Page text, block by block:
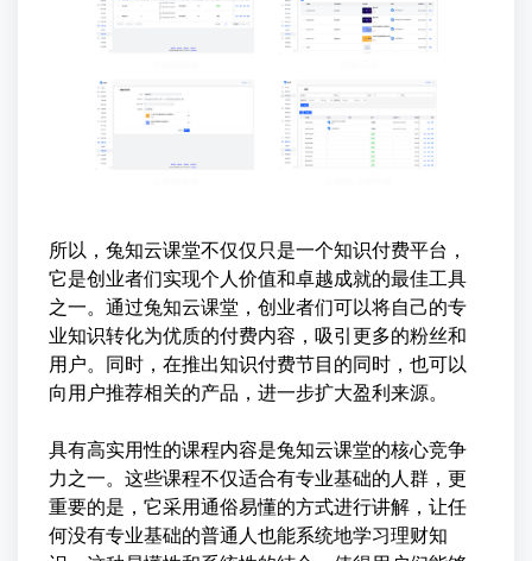
所以，兔知云课堂不仅仅只是一个知识付费平台，
它是创业者们实现个人价值和卓越成就的最佳工具
之一。通过兔知云课堂，创业者们可以将自己的专
业知识转化为优质的付费内容，吸引更多的粉丝和
用户。同时，在推出知识付费节目的同时，也可以
向用户推荐相关的产品，进一步扩大盈利来源。
具有高实用性的课程内容是兔知云课堂的核心竞争
力之一。这些课程不仅适合有专业基础的人群，更
重要的是，它采用通俗易懂的方式进行讲解，让任
何没有专业基础的普通人也能系统地学习理财知